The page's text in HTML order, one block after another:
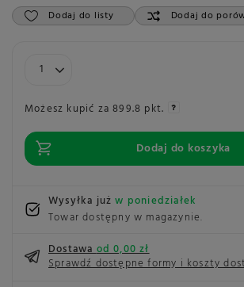
Dodaj do listy Dodaj do
Możesz kupić za899.8 pkt.
Dodaj do koszyka
Wysyłka jużw poniedziałek
Towar dostępny w magazynie
Dostawaod 0,00 zł
Sprawdź dostępne formy i koszty